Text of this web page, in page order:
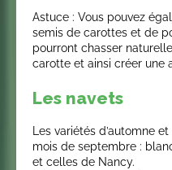
Astuce : Vous pouvez
semis de carottes et de
pourront chasser
carotte et ainsi créer une
Les navets
Les variétés d’automne
mois de septembre :
et celles de Nancy.